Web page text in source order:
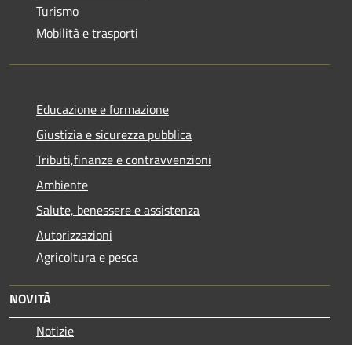
Turismo
Mobilità e trasporti
Educazione e formazione
Giustizia e sicurezza pubblica
Tributi,finanze e contravvenzioni
Ambiente
Salute, benessere e assistenza
Autorizzazioni
Agricoltura e pesca
NOVITÀ
Notizie